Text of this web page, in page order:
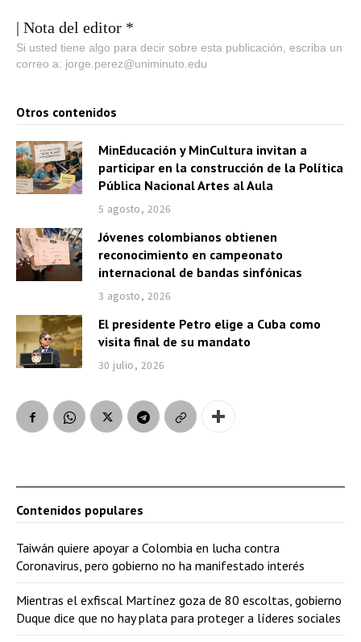
| Nota del editor *
Si usted tiene algo para decir sobre esta publicación, escriba un
correo a: jorge.perez@uniminuto.edu
Otros contenidos
MinEducación y MinCultura invitan a
participar en la construcción de la Política
Pública Nacional Artes al Aula
5 agosto, 2026
Jóvenes colombianos obtienen
reconocimiento en campeonato
internacional de bandas sinfónicas
3 agosto, 2026
El presidente Petro elige a Cuba como
visita final de su mandato
30 julio, 2026
Contenidos populares
Taiwán quiere apoyar a Colombia en lucha contra
Coronavirus, pero gobierno no ha manifestado interés
Mientras el exfiscal Martínez goza de 80 escoltas, gobierno
Duque dice que no hay plata para proteger a líderes sociales